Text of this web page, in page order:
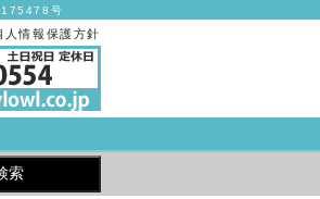
号
人情報保護方針